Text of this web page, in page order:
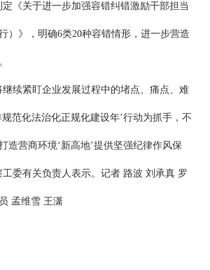
《关于进一步加强容错纠错激励干部担当
）》，明确6类20种容错情形，进一步营造
继续紧盯企业发展过程中的堵点、痛点、难
范化法治化正规化建设年’行动为抓手，不
造营商环境‘新高地’提供坚强纪律作风保
工委有关负责人表示。记者 路波 刘承真 罗
孟维雪 王潇